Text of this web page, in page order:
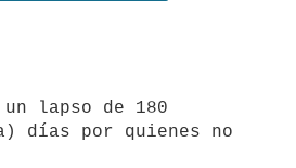
días por quienes no